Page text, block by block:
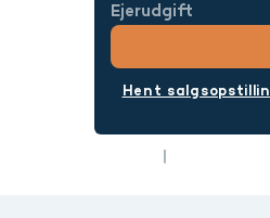
Ejerudgift
Hent